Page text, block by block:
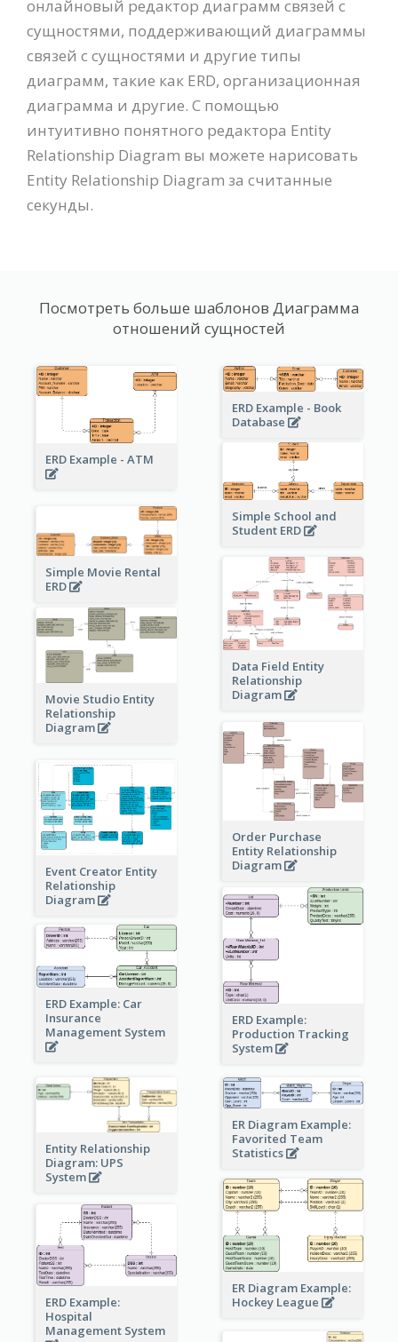
онлайновый редактор диаграмм связей с
сущностями, поддерживающий диаграммы
связей с сущностями и другие типы
диаграмм, такие как ERD, организационная
диаграмма и другие. С помощью
интуитивно понятного редактора Entity
Relationship Diagram вы можете нарисовать
Entity Relationship Diagram за считанные
секунды.
Посмотреть больше шаблонов Диаграмма
отношений сущностей
ERD Example - ATM
ERD Example - Book
Database
Simple School and
Student ERD
Simple Movie Rental
ERD
Data Field Entity
Relationship
Diagram
Movie Studio Entity
Relationship
Diagram
Order Purchase
Entity Relationship
Diagram
Event Creator Entity
Relationship
Diagram
ERD Example:
Production Tracking
System
ERD Example: Car
Insurance
Management System
Entity Relationship
Diagram: UPS
System
ER Diagram Example:
Favorited Team
Statistics
ER Diagram Example:
Hockey League
ERD Example:
Hospital
Management System